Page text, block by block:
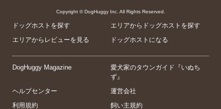
Copyright © DogHuggy Inc. All Rights Reserved.
ドッグホストを探す
エリアからドッグホストを探す
エリアからレビューを見る
ドッグホストになる
DogHuggy Magazine
愛犬家のタウンガイド『いぬち
ず』
ヘルプセンター
運営会社
利用規約
飼い主規約